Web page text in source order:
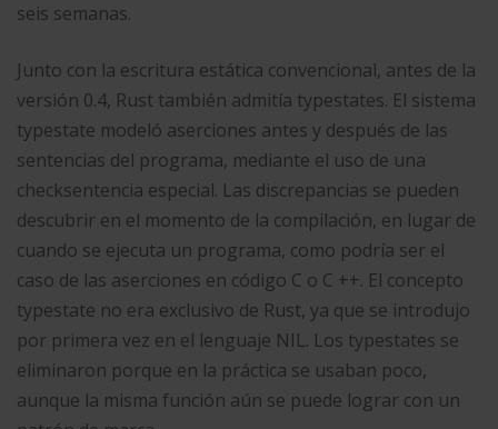
seis semanas.​
Junto con la escritura estática convencional, antes de la
versión 0.4, Rust también admitía typestates. El sistema
typestate modeló aserciones antes y después de las
sentencias del programa, mediante el uso de una
checksentencia especial. Las discrepancias se pueden
descubrir en el momento de la compilación, en lugar de
cuando se ejecuta un programa, como podría ser el
caso de las aserciones en código C o C ++. El concepto
typestate no era exclusivo de Rust, ya que se introdujo
por primera vez en el lenguaje NIL. Los typestates se
eliminaron porque en la práctica se usaban poco,
aunque la misma función aún se puede lograr con un